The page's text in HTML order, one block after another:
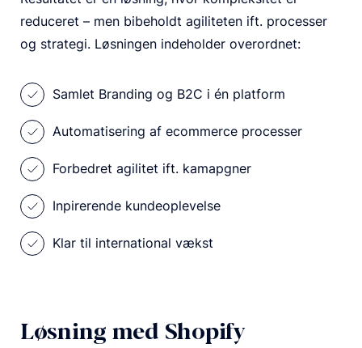
reduceret – men bibeholdt agiliteten ift. processer
og strategi. Løsningen indeholder overordnet:
Samlet Branding og B2C i én platform
Automatisering af ecommerce processer
Forbedret agilitet ift. kamapgner
Inpirerende kundeoplevelse
Klar til international vækst
Løsning med Shopify